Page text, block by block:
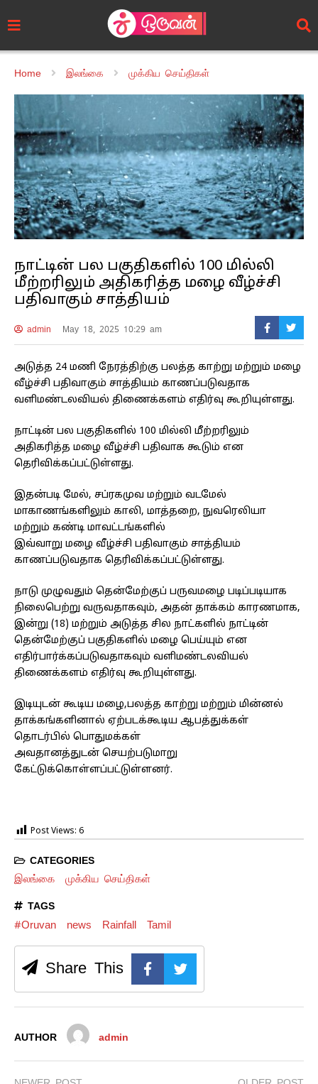
Home இலங்கை முக்கிய செய்திகள்
நாட்டின் பல பகுதிகளில் 100 மில்லி
மீற்றரிலும் அதிகரித்த மழை வீழ்ச்சி
பதிவாகும் சாத்தியம்
admin May 18, 2025 10:29 am
அடுத்த 24 மணி நேரத்திற்கு பலத்த காற்று மற்றும் மழை
வீழ்ச்சி பதிவாகும் சாத்தியம் காணப்படுவதாக
வளிமண்டலவியல் திணைக்களம் எதிர்வு கூறியுள்ளது.
நாட்டின் பல பகுதிகளில் 100 மில்லி மீற்றரிலும்
அதிகரித்த மழை வீழ்ச்சி பதிவாக கூடும் என
தெரிவிக்கப்பட்டுள்ளது.
இதன்படி மேல், சப்ரகமுவ மற்றும் வடமேல்
மாகாணங்களிலும் காலி, மாத்தறை, நுவரெலியா
மற்றும் கண்டி மாவட்டங்களில்
இவ்வாறு மழை வீழ்ச்சி பதிவாகும் சாத்தியம்
காணப்படுவதாக தெரிவிக்கப்பட்டுள்ளது.
நாடு முழுவதும் தென்மேற்குப் பருவமழை படிப்படியாக
நிலைபெற்று வருவதாகவும், அதன் தாக்கம் காரணமாக,
இன்று (18) மற்றும் அடுத்த சில நாட்களில் நாட்டின்
தென்மேற்குப் பகுதிகளில் மழை பெய்யும் என
எதிர்பார்க்கப்படுவதாகவும் வளிமண்டலவியல்
திணைக்களம் எதிர்வு கூறியுள்ளது.
இடியுடன் கூடிய மழை,பலத்த காற்று மற்றும் மின்னல்
தாக்கங்களினால் ஏற்படக்கூடிய ஆபத்துக்கள்
தொடர்பில் பொதுமக்கள்
அவதானத்துடன் செயற்படுமாறு
கேட்டுக்கொள்ளப்பட்டுள்ளனர்.
Post Views: 6
CATEGORIES
இலங்கை முக்கிய செய்திகள்
TAGS
#Oruvan news Rainfall Tamil
Share This
AUTHOR admin